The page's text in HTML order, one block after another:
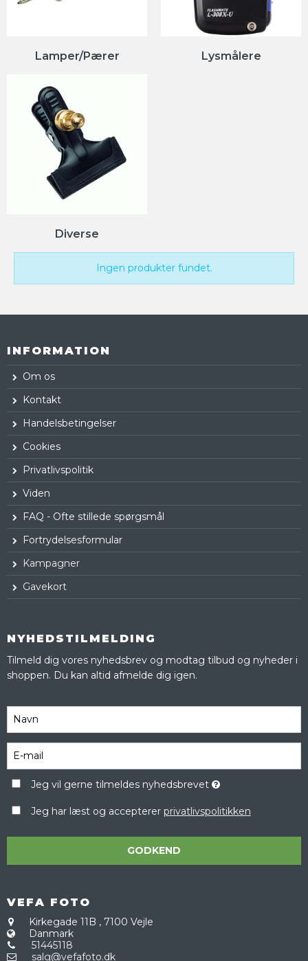
Lamper/Pærer Lysmålere
Diverse
Ingen produkter fundet.
INFORMATION
Om os
Kontakt
Handelsbetingelser
Cookies
Privatlivspolitik
Viden
FAQ - Ofte stillede spørgsmål
Fortrydelsesformular
Kampagner
Gavekort
NYHEDSTILMELDING
Tilmeld dig vores nyhedsbrev og modtag tilbud og nyheder i
shoppen. Du kan altid afmelde dig igen.
Jeg vil gerne tilmeldes nyhedsbrevet
Jeg har læst og accepterer privatlivspolitikken
GODKEND
VEFA FOTO
Kirkegade 11B , 7100 Vejle
Danmark
51445118
salg@vefafoto.dk